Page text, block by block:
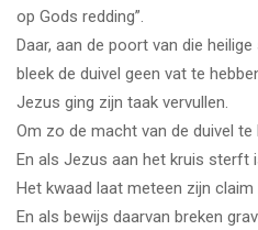
op Gods redding”.
Daar, aan de poort van die heilige
bleek de duivel geen vat te
Jezus ging zijn taak vervullen.
Om zo de macht van de duivel te
En als Jezus aan het kruis sterft
Het kwaad laat meteen zijn claim
En als bewijs daarvan breken